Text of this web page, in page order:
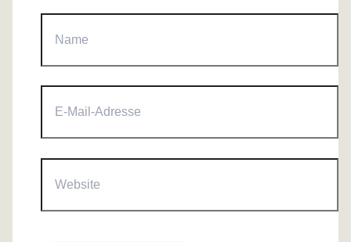
Mail-